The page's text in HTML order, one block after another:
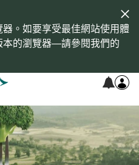
。如要享受最佳網站使用體
本的瀏覽器—請參閱我們的